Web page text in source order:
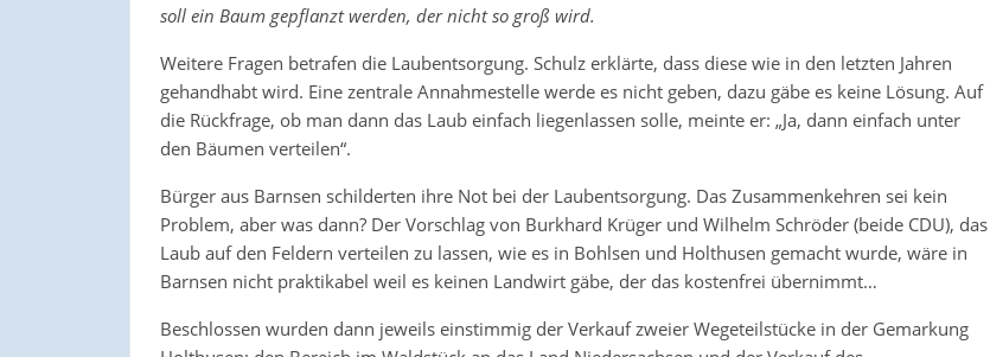
soll ein Baum gepflanzt werden, der nicht so groß wird.
Weitere Fragen betrafen die Laubentsorgung. Schulz erklärte, dass diese wie in den letzten Jahren
gehandhabt wird. Eine zentrale Annahmestelle werde es nicht geben, dazu gäbe es keine Lösung. Auf
die Rückfrage, ob man dann das Laub einfach liegenlassen solle, meinte er: „Ja, dann einfach unter
den Bäumen verteilen“.
Bürger aus Barnsen schilderten ihre Not bei der Laubentsorgung. Das Zusammenkehren sei kein
Problem, aber was dann? Der Vorschlag von Burkhard Krüger und Wilhelm Schröder (beide CDU), das
Laub auf den Feldern verteilen zu lassen, wie es in Bohlsen und Holthusen gemacht wurde, wäre in
Barnsen nicht praktikabel weil es keinen Landwirt gäbe, der das kostenfrei übernimmt…
Beschlossen wurden dann jeweils einstimmig der Verkauf zweier Wegeteilstücke in der Gemarkung